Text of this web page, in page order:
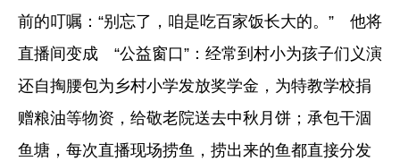
前的叮嘱：“别忘了，咱是吃百家饭长大的。” 他将
直播间变成 “公益窗口”：经常到村小为孩子们义演
还自掏腰包为乡村小学发放奖学金，为特教学校捐
赠粮油等物资，给敬老院送去中秋月饼；承包干涸
鱼塘，每次直播现场捞鱼，捞出来的鱼都直接分发